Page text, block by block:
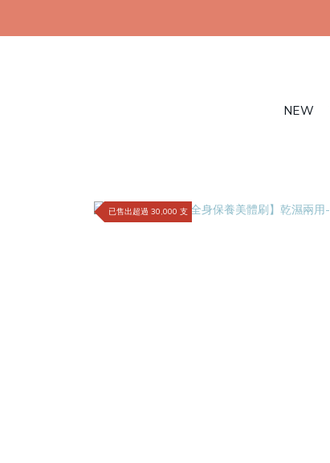
NEW
已售出超過 30,000 支